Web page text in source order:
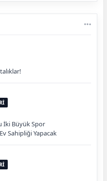
İki Büyük Spor
Sahipliği Yapacak